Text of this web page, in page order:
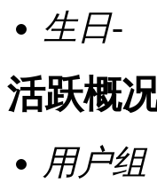
生日-
活跃概
用户组